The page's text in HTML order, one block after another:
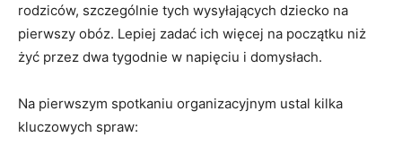
rodziców, szczególnie tych wysyłających dziecko na
pierwszy obóz. Lepiej zadać ich więcej na początku niż
żyć przez dwa tygodnie w napięciu i domysłach.
Na pierwszym spotkaniu organizacyjnym ustal kilka
kluczowych spraw: